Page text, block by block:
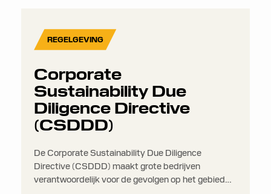
en kantoren doorgaans een groot deel van de CO₂-
voetafdruk.
REGELGEVING
Corporate
Sustainability Due
Diligence Directive
(CSDDD)
De Corporate Sustainability Due Diligence
Directive (CSDDD) maakt grote bedrijven
verantwoordelijk voor de gevolgen op het gebied